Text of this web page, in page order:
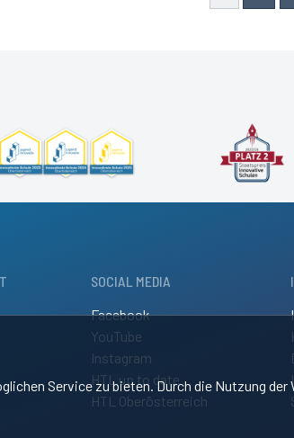
Service zu bieten. Durch die Nutzung
SOCIAL MEDIA
Facebook
YouTube
Instagram
HTL up to date
HTL Oberösterreich